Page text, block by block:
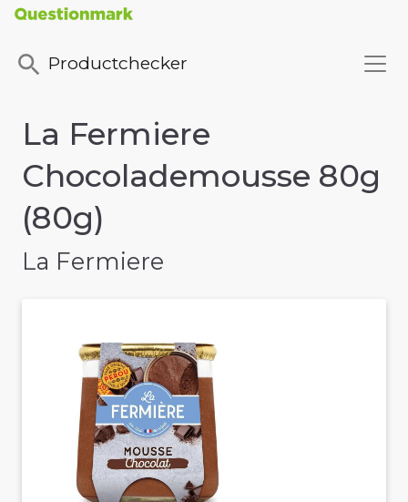
Productchecker
La Fermiere
Chocolademousse 80g
(80g)
La Fermiere